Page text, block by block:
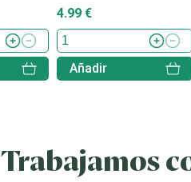
4.99 €
Añadir
Trabajamos